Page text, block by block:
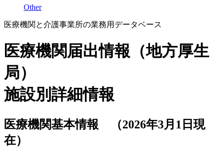
Other
医療機関と介護事業所の業務用データベース
医療機関届出情報（地方厚生
局）
施設別詳細情報
医療機関基本情報 （2026年3月1日現
在）